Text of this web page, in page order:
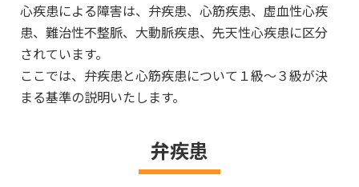
心疾患による障害は、弁疾患、心筋疾患、虚血性心疾
患、難治性不整脈、大動脈疾患、先天性心疾患に区分
されています。
ここでは、弁疾患と心筋疾患について１級～３級が決
まる基準の説明いたします。
弁疾患